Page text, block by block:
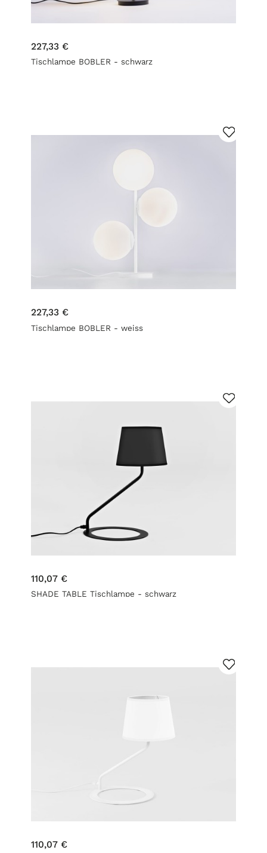
227,33 €
Tischlampe BOBLER - schwarz
227,33 €
Tischlampe BOBLER - weiss
110,07 €
SHADE TABLE Tischlampe - schwarz
110,07 €